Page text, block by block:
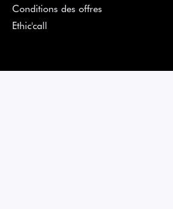
Conditions des offres
Ethic'call